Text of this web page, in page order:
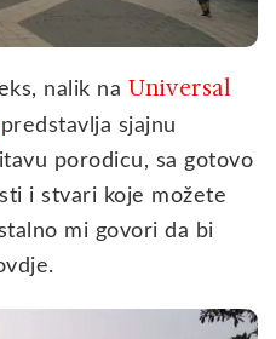
nalik na Universal
sjajnu
porodicu, sa gotovo
i stvari koje možete
mi govori da bi